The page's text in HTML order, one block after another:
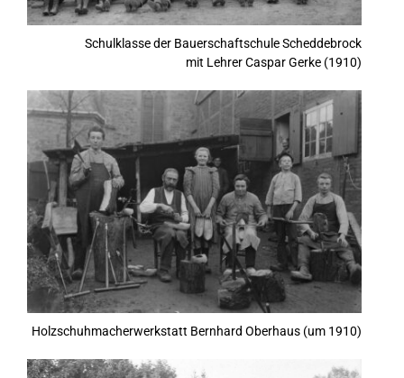
Schulklasse der Bauerschaftschule Scheddebrock
mit Lehrer Caspar Gerke (1910)
Holzschuhmacherwerkstatt Bernhard Oberhaus (um 1910)